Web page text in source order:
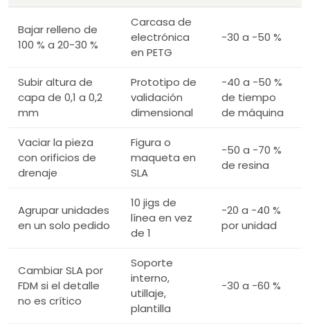
Bajar relleno de
100 % a 20-30 %
Carcasa de
electrónica
en PETG
−30 a −50 %
Subir altura de
capa de 0,1 a 0,2
mm
Prototipo de
validación
dimensional
−40 a −50 %
de tiempo
de máquina
Vaciar la pieza
con orificios de
drenaje
Figura o
maqueta en
SLA
−50 a −70 %
de resina
Agrupar unidades
en un solo pedido
10 jigs de
línea en vez
de 1
−20 a −40 %
por unidad
Cambiar SLA por
FDM si el detalle
no es crítico
Soporte
interno,
utillaje,
plantilla
−30 a −60 %